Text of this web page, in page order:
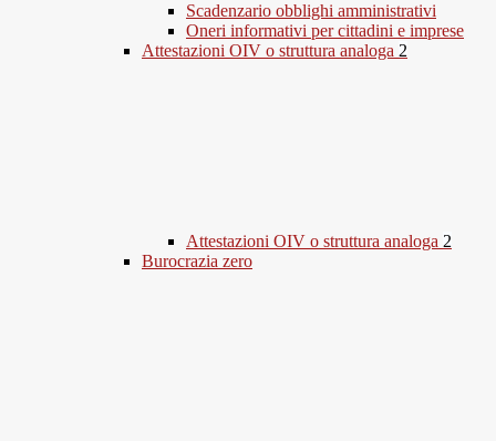
Scadenzario obblighi amministrativi
Oneri informativi per cittadini e imprese
Attestazioni OIV o struttura analoga 2
Attestazioni OIV o struttura analoga 2
Burocrazia zero